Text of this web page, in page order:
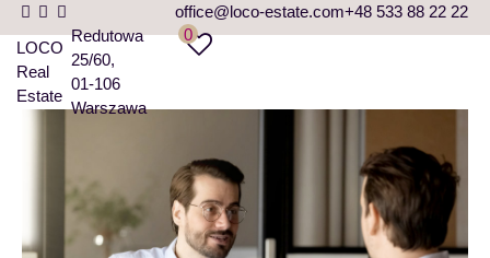
LOCO
Real
Estate
Redutowa
25/60
01-106
Warszawa
office@loco-estate.com+48 533 88 22 22
0